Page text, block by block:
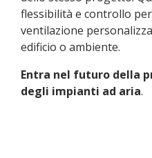
flessibilità e controllo
ventilazione
edificio o ambiente.
Entra nel futuro della
degli impianti ad aria.